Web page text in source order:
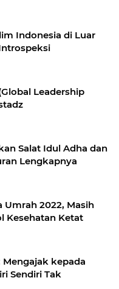
Indonesia di Luar
Leadership
Salat Idul Adha dan
Lengkapnya
Umrah 2022, Masih
Kesehatan Ketat
kepada
Sendiri Tak